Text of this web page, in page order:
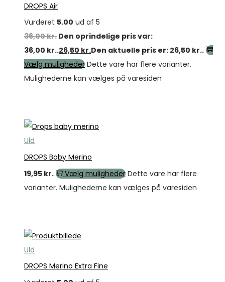
DROPS Air
Vurderet 5.00 ud af 5
36,00kr. Den oprindelige pris var:
36,00 kr..26,50 kr.Den aktuelle pris er: 26,50 kr..
Vælg muligheder Dette vare har flere varianter.
Mulighederne kan vælges på varesiden
Uld
DROPS Baby Merino
19,95 kr. Vælg muligheder Dette vare har flere
varianter. Mulighederne kan vælges på varesiden
Uld
DROPS Merino Extra Fine